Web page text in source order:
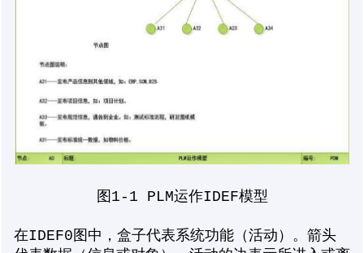
图1-1 PLM运作IDEF模型
在IDEF0图中，盒子代表系统功能（活动）。箭头